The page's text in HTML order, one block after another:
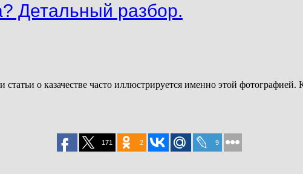
Детальный разбор.
о казачестве часто иллюстрируется именно этой
171 2 9